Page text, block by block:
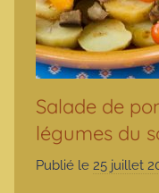
Salade de
légumes du
Publié le 25 juillet